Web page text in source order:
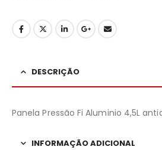
DESCRIÇÃO
Panela Pressão Fi Aluminio 4,5L
INFORMAÇÃO ADICIONAL